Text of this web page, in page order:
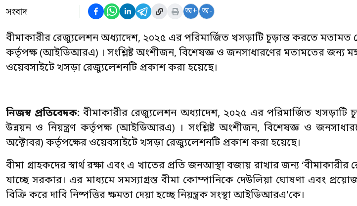
সংবাদ অ+ অ-
বীমাকারীর রেজ্যুলেশন অধ্যাদেশ, ২০২৫ এর পরিমার্জিত খসড়াটি চূড়ান্ত করতে মতামত
কর্তৃপক্ষ (আইডিআরএ) । সংশ্লিষ্ট অংশীজন, বিশেষজ্ঞ ও জনসাধারণের মতামতের জন্য
ওয়েবসাইটে খসড়া রেজ্যুলেশনটি প্রকাশ করা হয়েছে।
নিজস্ব প্রতিবেদক: বীমাকারীর রেজ্যুলেশন অধ্যাদেশ, ২০২৫ এর পরিমার্জিত খসড়াটি
উন্নয়ন ও নিয়ন্ত্রণ কর্তৃপক্ষ (আইডিআরএ) । সংশ্লিষ্ট অংশীজন, বিশেষজ্ঞ ও
অক্টোবর) কর্তৃপক্ষের ওয়েবসাইটে খসড়া রেজ্যুলেশনটি প্রকাশ করা হয়েছে।
বীমা গ্রাহকদের স্বার্থ রক্ষা এবং এ খাতের প্রতি জনআস্থা বজায় রাখার জন্য
যাচ্ছে সরকার। এর মাধ্যমে সমস্যাগ্রস্ত বীমা কোম্পানিকে দেউলিয়া ঘোষণা এবং
বিক্রি করে দাবি নিষ্পত্তির ক্ষমতা দেয়া হচ্ছে নিয়ন্ত্রক সংস্থা আইডিআরএ’কে।